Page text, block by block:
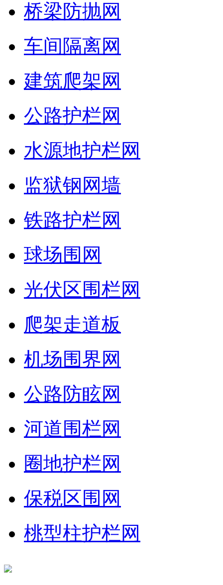
桥梁防抛网
车间隔离网
建筑爬架网
公路护栏网
水源地护栏网
监狱钢网墙
铁路护栏网
球场围网
光伏区围栏网
爬架走道板
机场围界网
公路防眩网
河道围栏网
圈地护栏网
保税区围网
桃型柱护栏网